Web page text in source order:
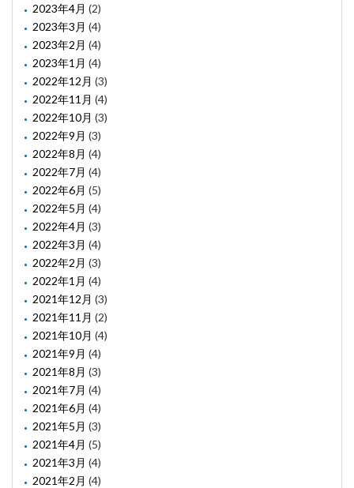
2023年4月 (2)
2023年3月 (4)
2023年2月 (4)
2023年1月 (4)
2022年12月 (3)
2022年11月 (4)
2022年10月 (3)
2022年9月 (3)
2022年8月 (4)
2022年7月 (4)
2022年6月 (5)
2022年5月 (4)
2022年4月 (3)
2022年3月 (4)
2022年2月 (3)
2022年1月 (4)
2021年12月 (3)
2021年11月 (2)
2021年10月 (4)
2021年9月 (4)
2021年8月 (3)
2021年7月 (4)
2021年6月 (4)
2021年5月 (3)
2021年4月 (5)
2021年3月 (4)
2021年2月 (4)